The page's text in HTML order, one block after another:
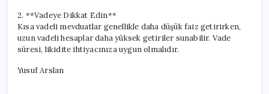
2. **Vadeye Dikkat Edin**
Kısa vadeli mevduatlar genellikle daha düşük faiz getirirken,
uzun vadeli hesaplar daha yüksek getiriler sunabilir. Vade
süresi, likidite ihtiyacınıza uygun olmalıdır.
Yusuf Arslan